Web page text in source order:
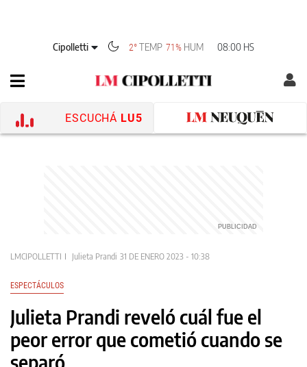
Cipolletti 2°TEMP 71% HUM 08:00 HS
ESCUCHÁ LU5
LMCIPOLLETTI Julieta Prandi 31 DE ENERO 2023 - 10:38
ESPECTÁCULOS
Julieta Prandi reveló cuál fue el
peor error que cometió cuando se
separó